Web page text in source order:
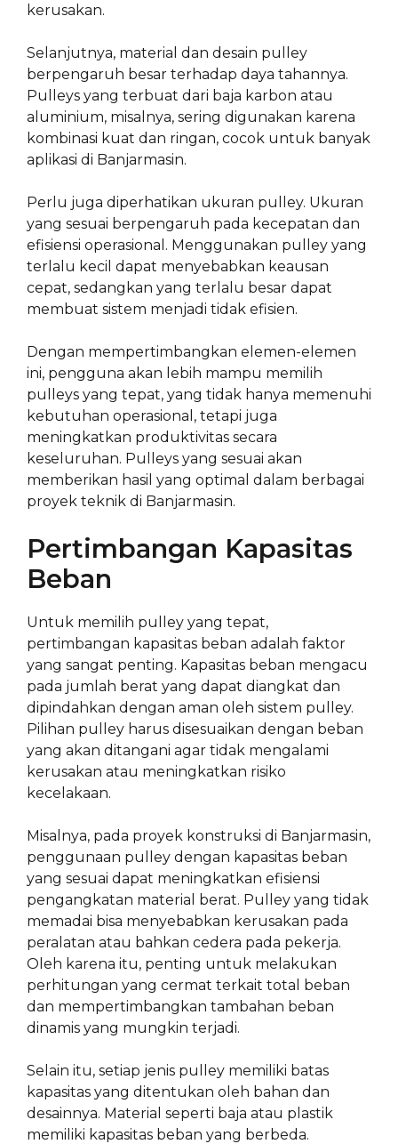
kerusakan.
Selanjutnya, material dan desain pulley
berpengaruh besar terhadap daya tahannya.
Pulleys yang terbuat dari baja karbon atau
aluminium, misalnya, sering digunakan karena
kombinasi kuat dan ringan, cocok untuk banyak
aplikasi di Banjarmasin.
Perlu juga diperhatikan ukuran pulley. Ukuran
yang sesuai berpengaruh pada kecepatan dan
efisiensi operasional. Menggunakan pulley yang
terlalu kecil dapat menyebabkan keausan
cepat, sedangkan yang terlalu besar dapat
membuat sistem menjadi tidak efisien.
Dengan mempertimbangkan elemen-elemen
ini, pengguna akan lebih mampu memilih
pulleys yang tepat, yang tidak hanya memenuhi
kebutuhan operasional, tetapi juga
meningkatkan produktivitas secara
keseluruhan. Pulleys yang sesuai akan
memberikan hasil yang optimal dalam berbagai
proyek teknik di Banjarmasin.
Pertimbangan Kapasitas
Beban
Untuk memilih pulley yang tepat,
pertimbangan kapasitas beban adalah faktor
yang sangat penting. Kapasitas beban mengacu
pada jumlah berat yang dapat diangkat dan
dipindahkan dengan aman oleh sistem pulley.
Pilihan pulley harus disesuaikan dengan beban
yang akan ditangani agar tidak mengalami
kerusakan atau meningkatkan risiko
kecelakaan.
Misalnya, pada proyek konstruksi di Banjarmasin,
penggunaan pulley dengan kapasitas beban
yang sesuai dapat meningkatkan efisiensi
pengangkatan material berat. Pulley yang tidak
memadai bisa menyebabkan kerusakan pada
peralatan atau bahkan cedera pada pekerja.
Oleh karena itu, penting untuk melakukan
perhitungan yang cermat terkait total beban
dan mempertimbangkan tambahan beban
dinamis yang mungkin terjadi.
Selain itu, setiap jenis pulley memiliki batas
kapasitas yang ditentukan oleh bahan dan
desainnya. Material seperti baja atau plastik
memiliki kapasitas beban yang berbeda.